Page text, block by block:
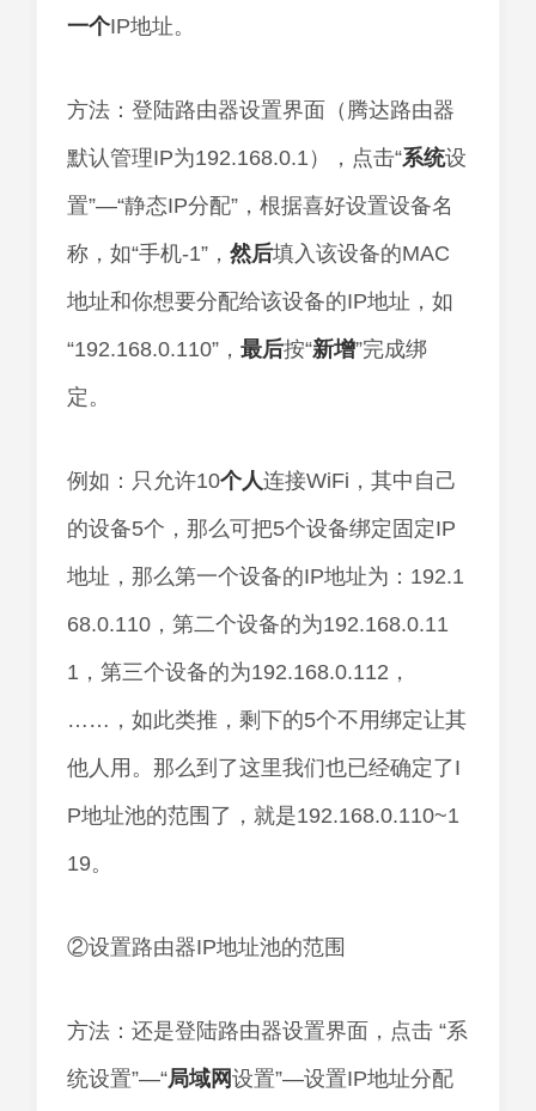
一个IP地址。
方法：登陆路由器设置界面（腾达路由器
默认管理IP为192.168.0.1），点击“系统设
置”—“静态IP分配”，根据喜好设置设备名
称，如“手机-1”， 然后填入该设备的MAC
地址和你想要分配给该设备的IP地址，如
“192.168.0.110”， 最后按“新增”完成绑
定。
例如：只允许10个人连接WiFi，其中自己
的设备5个，那么可把5个设备绑定固定IP
地址，那么第一个设备的IP地址为：192.1
68.0.110，第二个设备的为192.168.0.11
1，第三个设备的为192.168.0.112，
……，如此类推，剩下的5个不用绑定让其
他人用。那么到了这里我们也已经确定了I
P地址池的范围了，就是192.168.0.110~1
19。
②设置路由器IP地址池的范围
方法：还是登陆路由器设置界面，点击 “系
统设置”—“局域网设置”—设置IP地址分配